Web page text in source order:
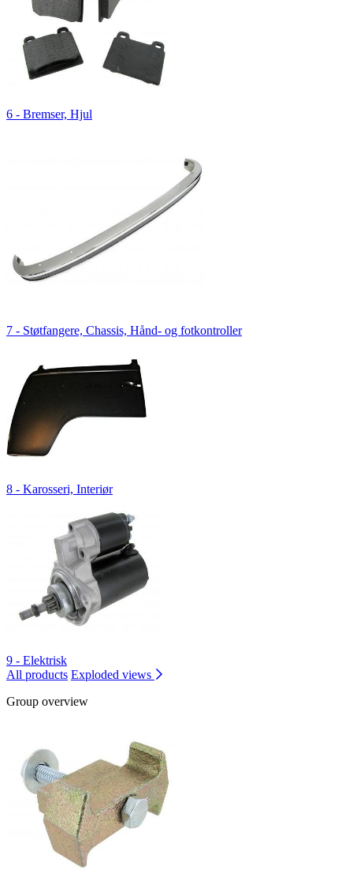
6 - Bremser, Hjul
7 - Støtfangere, Chassis, Hånd- og fotkontroller
8 - Karosseri, Interiør
9 - Elektrisk
All products Exploded views
Group overview